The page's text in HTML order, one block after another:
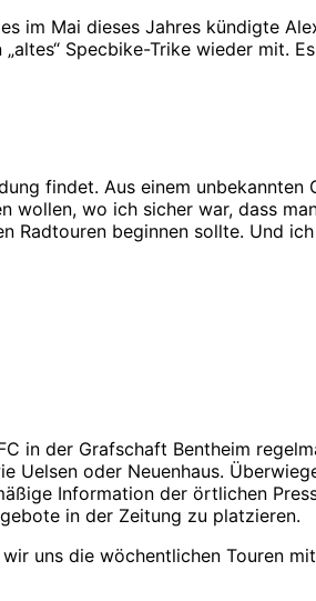
im Mai dieses Jahres kündigte
Specbike-Trike wieder mit.
findet. Aus einem unbekannten
wo ich sicher war, dass
Radtouren beginnen sollte. Und
in der Grafschaft Bentheim
Uelsen oder Neuenhaus.
Information der örtlichen
in der Zeitung zu platzieren.
uns die wöchentlichen Touren